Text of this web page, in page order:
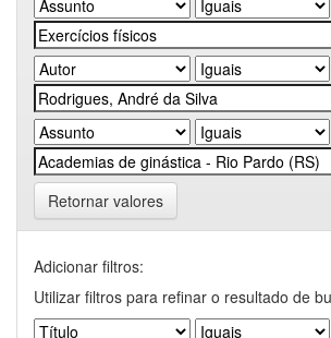
Retornar valores
Adicionar filtros:
Utilizar filtros para refinar o resultado de